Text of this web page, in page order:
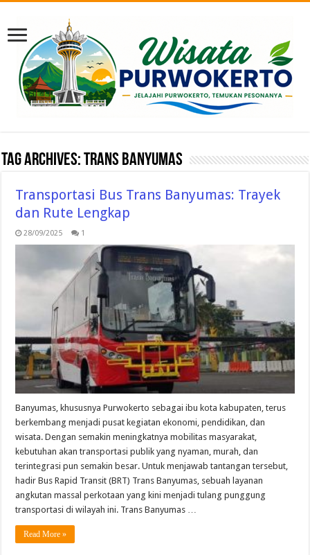
Tag Archives:trans banyumas
Transportasi Bus Trans Banyumas: Trayek
dan Rute Lengkap
28/09/2025 1
Banyumas, khususnya Purwokerto sebagai ibu kota kabupaten, terus
berkembang menjadi pusat kegiatan ekonomi, pendidikan, dan
wisata. Dengan semakin meningkatnya mobilitas masyarakat,
kebutuhan akan transportasi publik yang nyaman, murah, dan
terintegrasi pun semakin besar. Untuk menjawab tantangan tersebut,
hadir Bus Rapid Transit (BRT) Trans Banyumas, sebuah layanan
angkutan massal perkotaan yang kini menjadi tulang punggung
transportasi di wilayah ini. Trans Banyumas …
Read More »